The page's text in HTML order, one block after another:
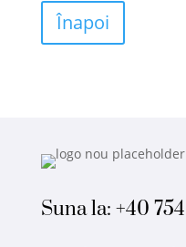
Înapoi
Suna la: +40